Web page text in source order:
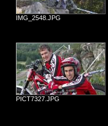
IMG_2548.JPG
PICT7327.JPG